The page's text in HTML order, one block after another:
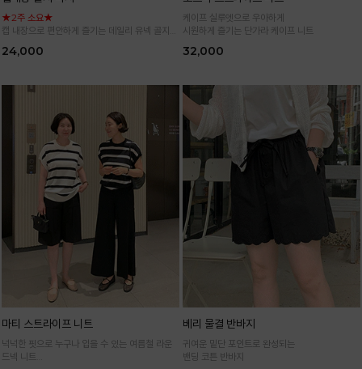
★2주 소요★
캡 내장으로 편안하게 즐기는 데일리 유넥 골지
24,000
케이프 실루엣으로 우아하게
시원하게 즐기는 단가라 케이프 니트
32,000
마티 스트라이프 니트
넉넉한 핏으로 누구나 입을 수 있는 여름철 라운
드넥 니트
베리 물결 반바지
귀여운 밑단 포인트로 완성되는
밴딩 코튼 반바지